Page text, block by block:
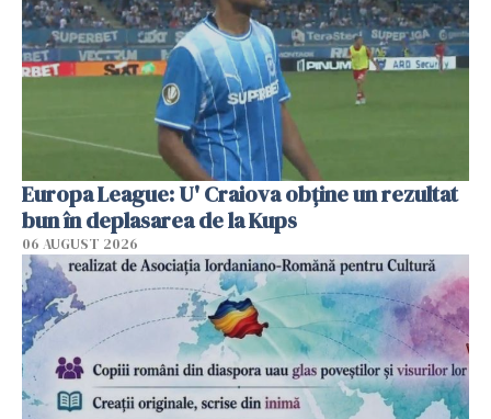
Europa League: U' Craiova obține un rezultat
bun în deplasarea de la Kups
06 AUGUST 2026